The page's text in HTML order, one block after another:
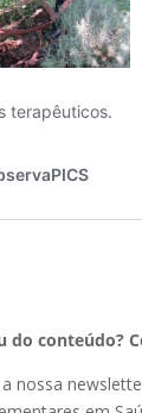
do conteúdo?
nossa